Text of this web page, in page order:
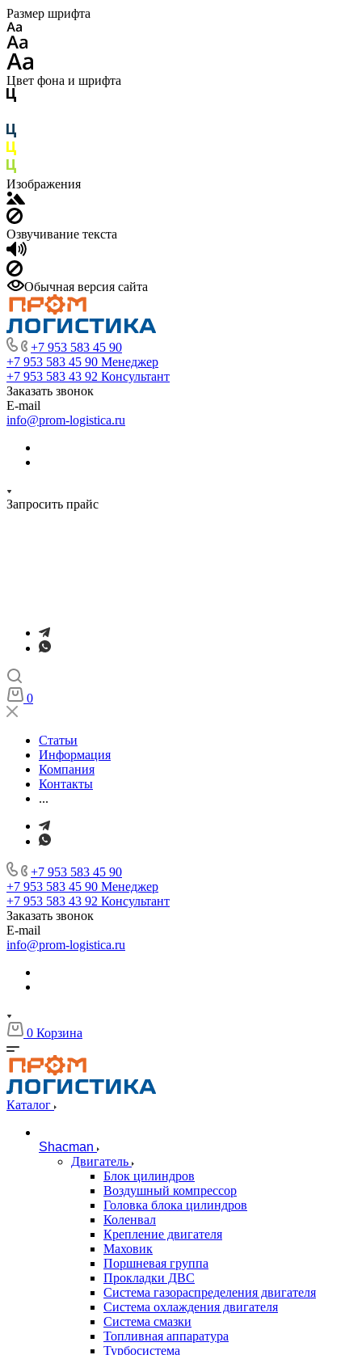
Размер шрифта
Цвет фона и шрифта
Изображения
Озвучивание текста
Обычная версия сайта
+7 953 583 45 90
+7 953 583 45 90 Менеджер
+7 953 583 43 92 Консультант
Заказать звонок
E-mail
info@prom-logistica.ru
Запросить прайс
0
Статьи
Информация
Компания
Контакты
...
+7 953 583 45 90
+7 953 583 45 90 Менеджер
+7 953 583 43 92 Консультант
Заказать звонок
E-mail
info@prom-logistica.ru
0 Корзина
Каталог
Shacman
Двигатель
Блок цилиндров
Воздушный компрессор
Головка блока цилиндров
Коленвал
Крепление двигателя
Маховик
Поршневая группа
Прокладки ДВС
Система газораспределения двигателя
Система охлаждения двигателя
Система смазки
Топливная аппаратура
Турбосистема